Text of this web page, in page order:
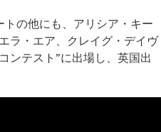
の他にも、アリシア・キー
ラ・エア、クレイグ・デイヴ
ンテスト”に出場し、英国出